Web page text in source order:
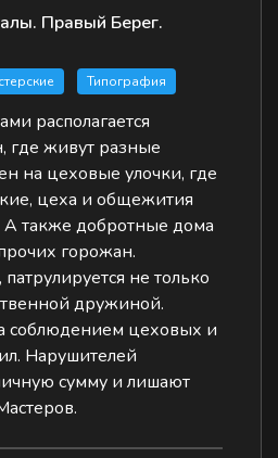
Правый Берег.
Типография
располагается
где живут разные
на цеховые улочки, где
цеха и общежития
А также добротные дома
горожан.
не только
дружиной.
соблюдением цеховых и
Нарушителей
сумму и лишают